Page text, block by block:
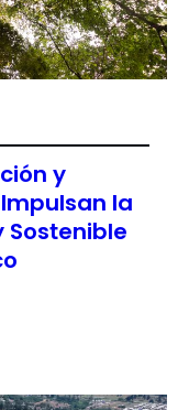
y
la
Sostenible